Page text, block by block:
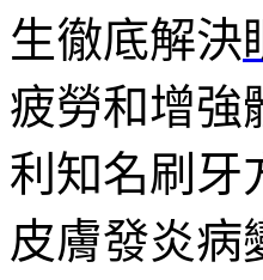
生徹底解決
疲勞和增強
利知名刷牙
皮膚發炎病